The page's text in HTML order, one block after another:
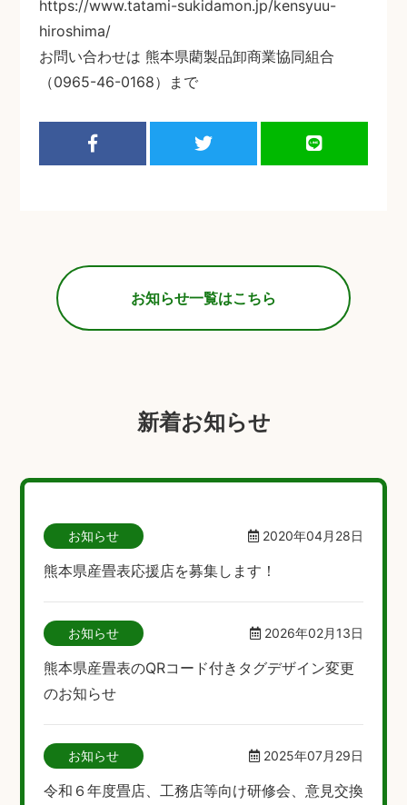
https://www.tatami-sukidamon.jp/kensyuu-
hiroshima/
お問い合わせは 熊本県藺製品卸商業協同組合
（0965-46-0168）まで
お知らせ一覧はこちら
新着お知らせ
お知らせ 2020年04月28日
熊本県産畳表応援店を募集します！
お知らせ 2026年02月13日
熊本県産畳表のQRコード付きタグデザイン変更
のお知らせ
お知らせ 2025年07月29日
令和６年度畳店、工務店等向け研修会、意見交換